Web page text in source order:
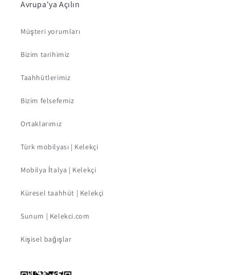
Avrupa'ya Açılın
Müşteri yorumları
Bizim tarihimiz
Taahhütlerimiz
Bizim felsefemiz
Ortaklarımız
Türk mobilyası | Kelekçi
Mobilya İtalya | Kelekçi
Küresel taahhüt | Kelekçi
Sunum | Kelekci.com
Kişisel bağışlar